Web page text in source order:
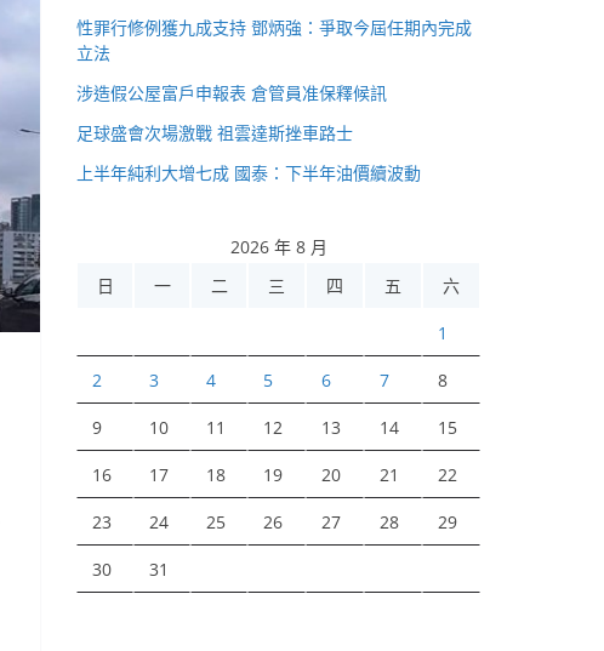
性罪行修例獲九成支持 鄧炳強：爭取今屆任期內完成
立法
涉造假公屋富戶申報表 倉管員准保釋候訊
足球盛會次場激戰 祖雲達斯挫車路士
上半年純利大增七成 國泰：下半年油價續波動
2026 年 8 月
日
一 二 三 四 五 六
1
2 3 4 5 6 7 8
9 10 11 12 13 14 15
16 17 18 19 20 21 22
23 24 25 26 27 28 29
30 31